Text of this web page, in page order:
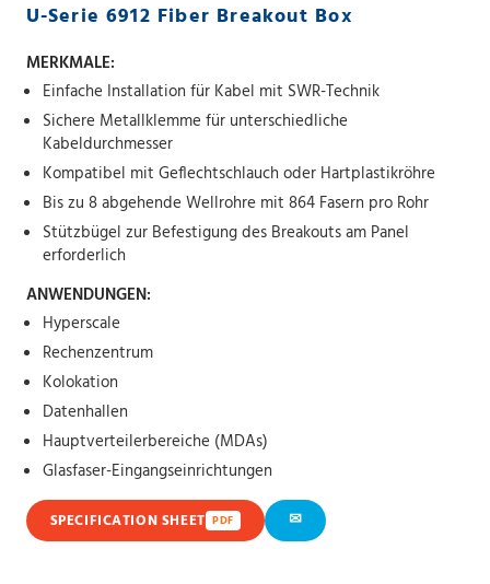
U-Serie 6912 Fiber Breakout Box
MERKMALE:
Einfache Installation für Kabel mit SWR-Technik
Sichere Metallklemme für unterschiedliche
Kabeldurchmesser
Kompatibel mit Geflechtschlauch oder Hartplastikröhre
Bis zu 8 abgehende Wellrohre mit 864 Fasern pro Rohr
Stützbügel zur Befestigung des Breakouts am Panel
erforderlich
ANWENDUNGEN:
Hyperscale
Rechenzentrum
Kolokation
Datenhallen
Hauptverteilerbereiche (MDAs)
Glasfaser-Eingangseinrichtungen
SPECIFICATION SHEET PDF ✉